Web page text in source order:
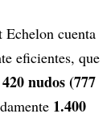
cuenta
eficientes, que
420 nudos (777
1.400